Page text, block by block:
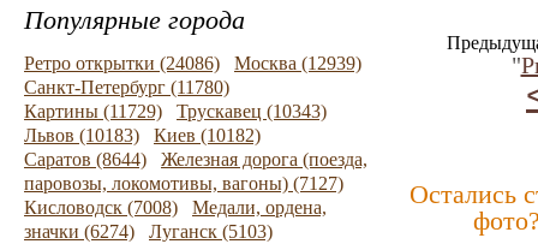
Популярные города
Ретро открытки (24086)
Москва (12939)
Санкт-Петербург (11780)
Картины (11729)
Трускавец (10343)
Львов (10183)
Киев (10182)
Саратов (8644)
Железная дорога (поезда,
паровозы, локомотивы, вагоны) (7127)
Кисловодск (7008)
Медали, ордена,
значки (6274)
Луганск (5103)
"
Остались